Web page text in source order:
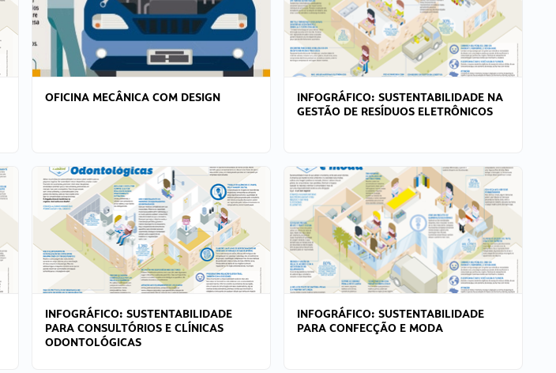
OFICINA MECÂNICA COM DESIGN
INFOGRÁFICO: SUSTENTABILIDADE NA
GESTÃO DE RESÍDUOS ELETRÔNICOS
INFOGRÁFICO: SUSTENTABILIDADE
PARA CONSULTÓRIOS E CLÍNICAS
ODONTOLÓGICAS
INFOGRÁFICO: SUSTENTABILIDADE
PARA CONFECÇÃO E MODA